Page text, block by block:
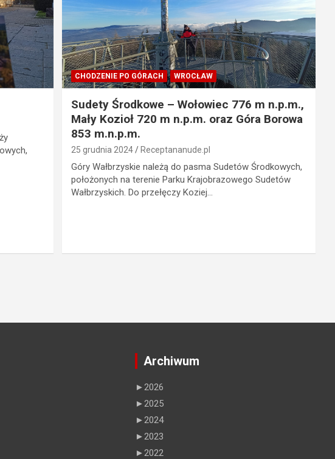
CHODZENIE PO GÓRACH WROCŁAW
Sudety Środkowe – Wołowiec 776 m n.p.m.,
Mały Kozioł 720 m n.p.m. oraz Góra Borowa
853 m.n.p.m.
25 grudnia 2024 Receptananude.pl
Góry Wałbrzyskie należą do pasma Sudetów Środkowych,
położonych na terenie Parku Krajobrazowego Sudetów
Wałbrzyskich. Do przełęczy Koziej…
Archiwum
►2026
►2025
►2024
►2023
►2022